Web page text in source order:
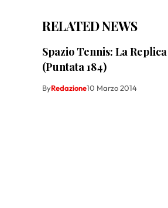
RELATED NEWS
Spazio Tennis: La Replica
(Puntata 184)
ByRedazione10 Marzo 2014